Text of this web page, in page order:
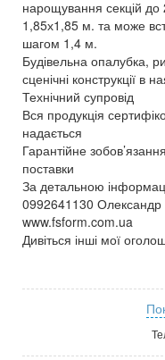
нарощування секцій
1,85х1,85 м. та може
шагом 1,4 м.
Будівельна опалубка,
сценічні конструкції в
Технічний супровід
Вся продукція
надається
Гарантійне
поставки
За детальною
0992641130 Олександр
www.fsform.com.ua
Дивіться інші мої